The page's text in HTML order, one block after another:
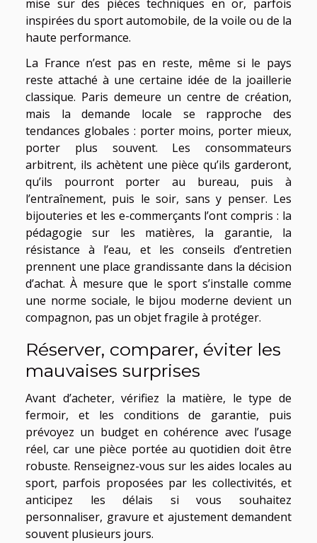
mise sur des pièces techniques en or, parfois
inspirées du sport automobile, de la voile ou de la
haute performance.
La France n’est pas en reste, même si le pays
reste attaché à une certaine idée de la joaillerie
classique. Paris demeure un centre de création,
mais la demande locale se rapproche des
tendances globales : porter moins, porter mieux,
porter plus souvent. Les consommateurs
arbitrent, ils achètent une pièce qu’ils garderont,
qu’ils pourront porter au bureau, puis à
l’entraînement, puis le soir, sans y penser. Les
bijouteries et les e-commerçants l’ont compris : la
pédagogie sur les matières, la garantie, la
résistance à l’eau, et les conseils d’entretien
prennent une place grandissante dans la décision
d’achat. À mesure que le sport s’installe comme
une norme sociale, le bijou moderne devient un
compagnon, pas un objet fragile à protéger.
Réserver, comparer, éviter les
mauvaises surprises
Avant d’acheter, vérifiez la matière, le type de
fermoir, et les conditions de garantie, puis
prévoyez un budget en cohérence avec l’usage
réel, car une pièce portée au quotidien doit être
robuste. Renseignez-vous sur les aides locales au
sport, parfois proposées par les collectivités, et
anticipez les délais si vous souhaitez
personnaliser, gravure et ajustement demandent
souvent plusieurs jours.